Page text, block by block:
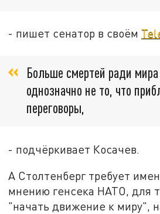
- пишет сенатор в своём
Больше смертей ради
однозначно не то, что
переговоры,
- подчёркивает Косачев.
А Столтенберг требует
мнению генсека НАТО, для
"начать движение к миру",